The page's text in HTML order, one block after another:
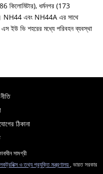
কিলোমিটার), ধর্মনগর (173
NH44 এবং NH44A এর সাথে
ইউ ভি শহরের মধ্যে পরিবহন ব্যবস্থা
ঠিকানা
সামগ্রী
ও তথ্য প্রযুক্তি মন্ত্রণালয় , ভারত সরকার